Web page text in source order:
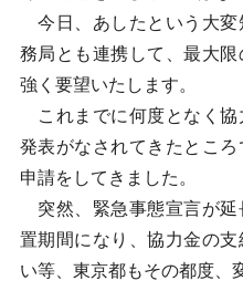
今日、あしたという大変
務局とも連携して、最大
強く要望いたします。
これまでに何度となく協
発表がなされてきたとこ
申請をしてきました。
突然、緊急事態宣言が延
置期間になり、協力金の
い等、東京都もその都度、